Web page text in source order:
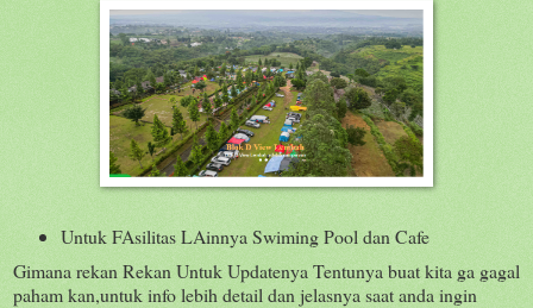
Untuk FAsilitas LAinnya Swiming Pool dan Cafe
Gimana rekan Rekan Untuk Updatenya Tentunya buat kita ga gagal
paham kan,untuk info lebih detail dan jelasnya saat anda ingin